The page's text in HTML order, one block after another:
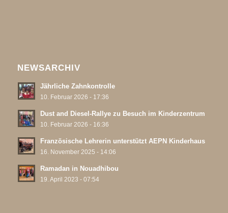
NEWSARCHIV
Jährliche Zahnkontrolle
10. Februar 2026 - 17:36
Dust and Diesel-Rallye zu Besuch im Kinderzentrum
10. Februar 2026 - 16:36
Französische Lehrerin unterstützt AEPN Kinderhaus
16. November 2025 - 14:06
Ramadan in Nouadhibou
19. April 2023 - 07:54